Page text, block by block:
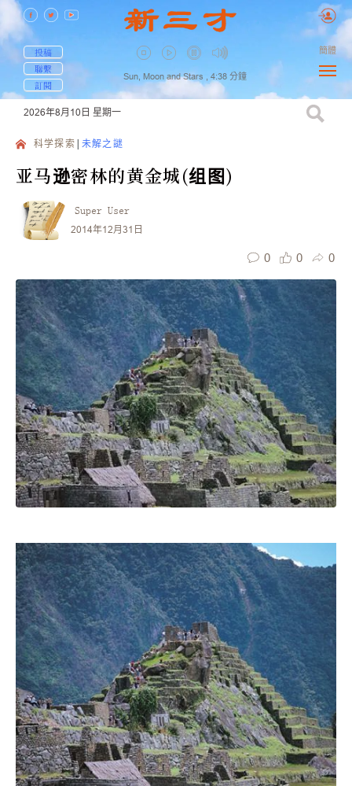
投稿
聯繫
訂閱
Sun, Moon and Stars , 4:38 分鐘
簡體
2026年8月10日 星期一
科学探索 未解之謎
亚马逊密林的黄金城(组图)
Super User
2014年12月31日
0 0 0